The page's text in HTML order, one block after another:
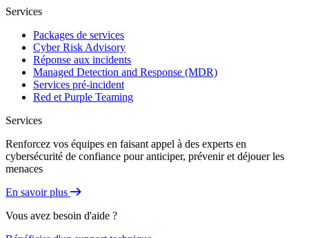
Services
Packages de services
Cyber Risk Advisory
Réponse aux incidents
Managed Detection and Response (MDR)
Services pré-incident
Red et Purple Teaming
Services
Renforcez vos équipes en faisant appel à des experts en
cybersécurité de confiance pour anticiper, prévenir et déjouer les
menaces
En savoir plus
Vous avez besoin d'aide ?